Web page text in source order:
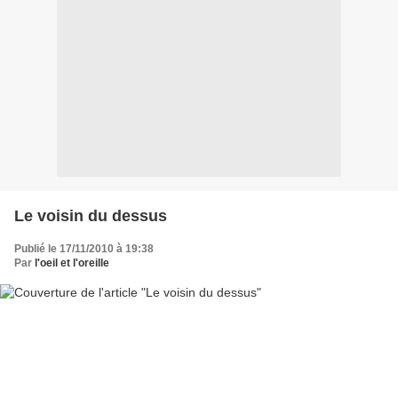
Le voisin du dessus
Publié le 17/11/2010 à 19:38
Par l'oeil et l'oreille